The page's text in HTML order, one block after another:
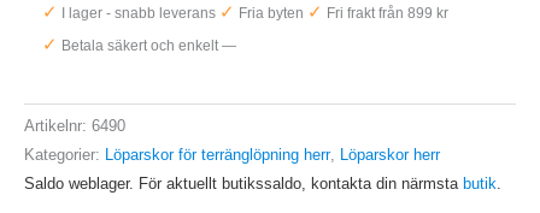
Peak
✓ I lager - snabb leverans ✓ Fria byten ✓ Fri frakt från 899 kr
✓ Betala säkert och enkelt —
Artikelnr: 6490
Kategorier: Löparskor för terränglöpning herr, Löparskor herr
Saldo weblager. För aktuellt butikssaldo, kontakta din närmsta butik.